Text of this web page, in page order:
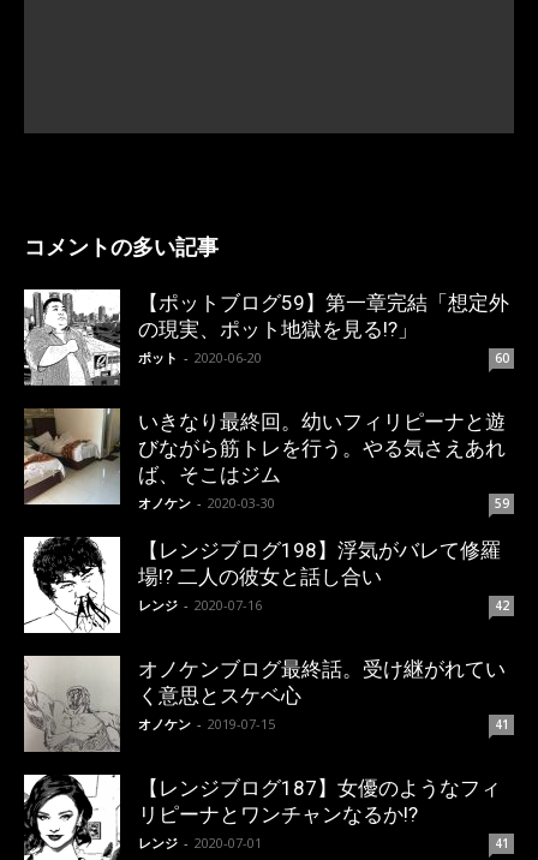
コメントの多い記事
【ポットブログ59】第一章完結「想定外
の現実、ポット地獄を見る!?」
ポット - 2020-06-20 60
いきなり最終回。幼いフィリピーナと遊
びながら筋トレを行う。やる気さえあれ
ば、そこはジム
オノケン - 2020-03-30 59
【レンジブログ198】浮気がバレて修羅
場!? 二人の彼女と話し合い
レンジ - 2020-07-16 42
オノケンブログ最終話。受け継がれてい
く意思とスケベ心
オノケン - 2019-07-15 41
【レンジブログ187】女優のようなフィ
リピーナとワンチャンなるか!?
レンジ - 2020-07-01 41